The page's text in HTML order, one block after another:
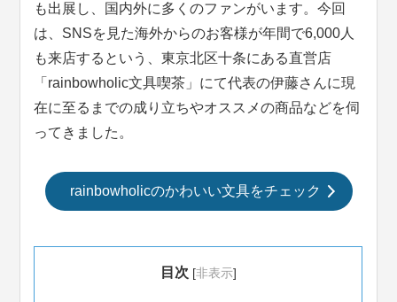
も出展し、国内外に多くのファンがいます。今回
は、SNSを見た海外からのお客様が年間で6,000人
も来店するという、東京北区十条にある直営店
「rainbowholic文具喫茶」にて代表の伊藤さんに現
在に至るまでの成り立ちやオススメの商品などを伺
ってきました。
rainbowholicのかわいい文具をチェック
目次 [非表示]